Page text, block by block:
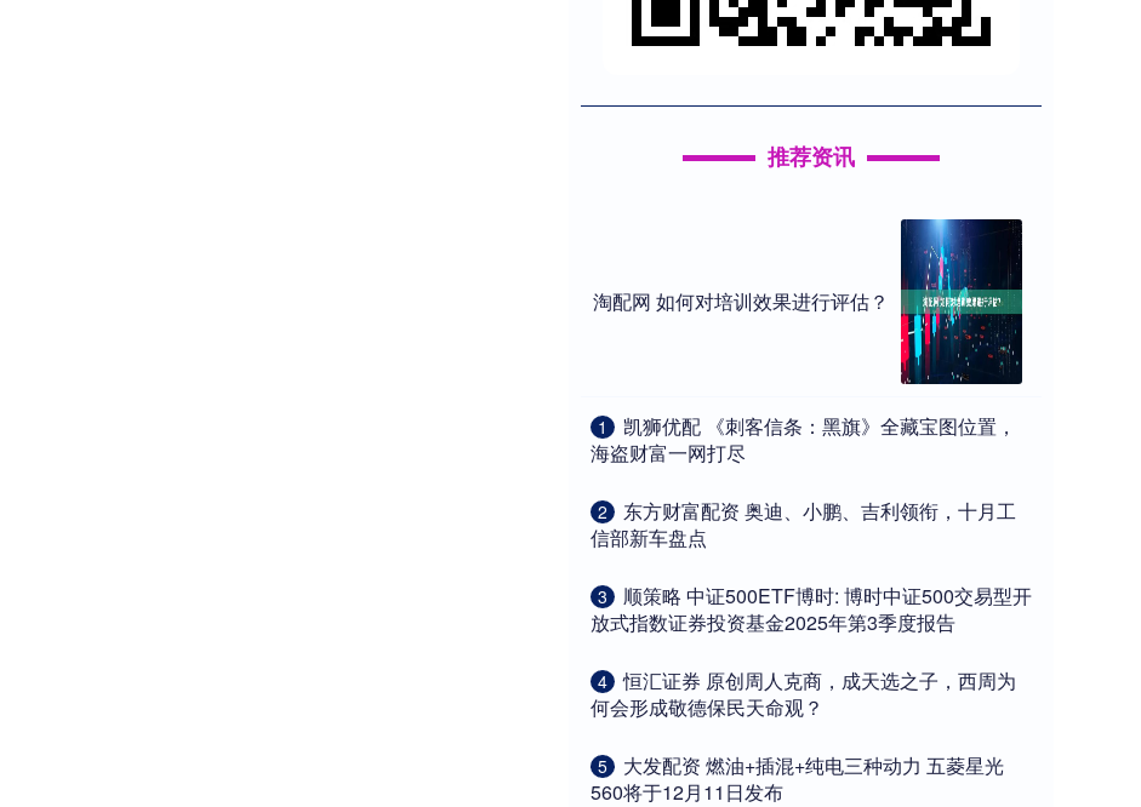
推荐资讯
淘配网 如何对培训效果进行评估？
1
​凯狮优配 《刺客信条：黑旗》全藏宝图位置，
海盗财富一网打尽
2
​东方财富配资 奥迪、小鹏、吉利领衔，十月工
信部新车盘点
3
​顺策略 中证500ETF博时: 博时中证500交易型开
放式指数证券投资基金2025年第3季度报告
4
​恒汇证券 原创周人克商，成天选之子，西周为
何会形成敬德保民天命观？
5
​大发配资 燃油+插混+纯电三种动力 五菱星光
560将于12月11日发布